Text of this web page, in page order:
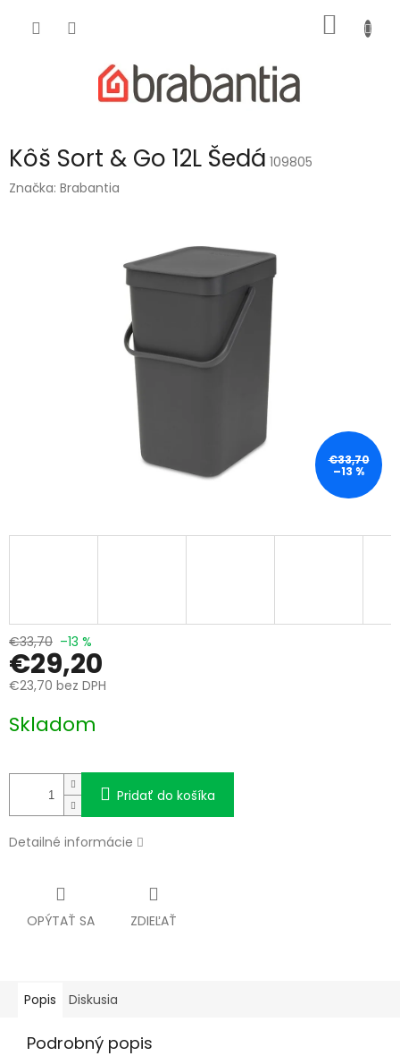
KOŠÍK
Kôš Sort & Go 12L Šedá 109805
Značka: Brabantia
€33,70
–13 %
€33,70 –13 %
€29,20
€23,70 bez DPH
cena:
Skladom
Pridať do košíka
Detailné informácie
OPÝTAŤ SA ZDIEĽAŤ
Popis Diskusia
Podrobný popis